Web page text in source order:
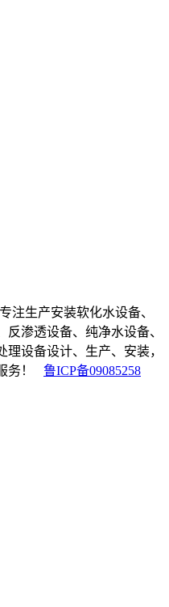
注生产安装软化水设备、
渗透设备、纯净水设备、
设备设计、生产、安装，
务！ 鲁ICP备09085258